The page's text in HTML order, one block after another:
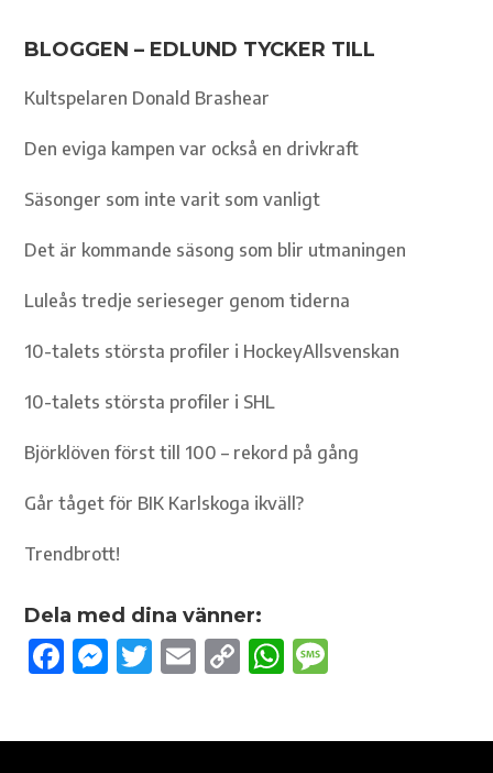
BLOGGEN – EDLUND TYCKER TILL
Kultspelaren Donald Brashear
Den eviga kampen var också en drivkraft
Säsonger som inte varit som vanligt
Det är kommande säsong som blir utmaningen
Luleås tredje serieseger genom tiderna
10-talets största profiler i HockeyAllsvenskan
10-talets största profiler i SHL
Björklöven först till 100 – rekord på gång
Går tåget för BIK Karlskoga ikväll?
Trendbrott!
Dela med dina vänner:
F
M T
E
C
W